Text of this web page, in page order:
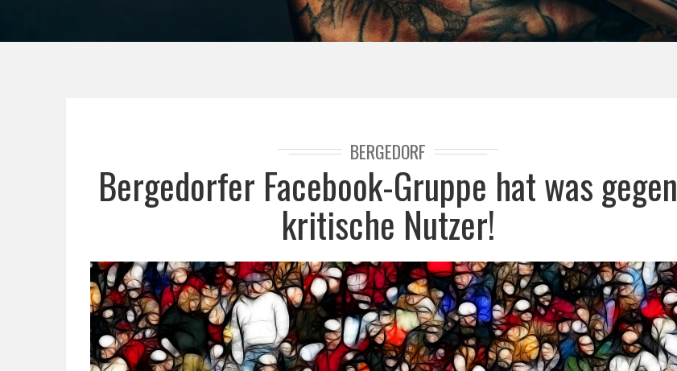
BERGEDORF
Bergedorfer Facebook-Gruppe hat was gegen
kritische Nutzer!